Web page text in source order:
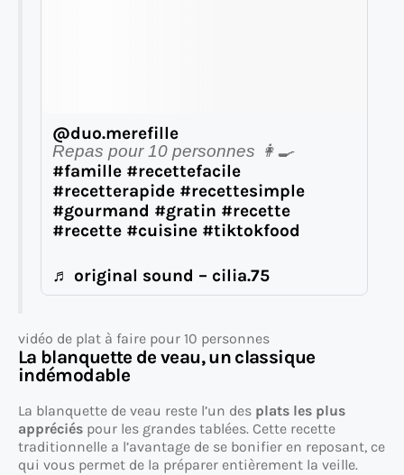
@duo.merefille
Repas pour 10 personnes 👩‍🍳
#famille #recettefacile
#recetterapide #recettesimple
#gourmand #gratin #recette
#recette #cuisine #tiktokfood
♬ original sound – cilia.75
vidéo de plat à faire pour 10 personnes
La blanquette de veau, un classique
indémodable
La blanquette de veau reste l’un des plats les plus
appréciés pour les grandes tablées. Cette recette
traditionnelle a l’avantage de se bonifier en reposant, ce
qui vous permet de la préparer entièrement la veille.